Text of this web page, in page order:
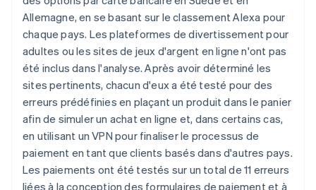
Allemagne, en se basant sur le classement Alexa pour
chaque pays. Les plateformes de divertissement pour
adultes ou les sites de jeux d'argent en ligne n'ont pas
été inclus dans l'analyse. Après avoir déterminé les
sites pertinents, chacun d'eux a été testé pour des
erreurs prédéfinies en plaçant un produit dans le panier
afin de simuler un achat en ligne et, dans certains cas,
en utilisant un VPN pour finaliser le processus de
paiement en tant que clients basés dans d'autres pays.
Les paiements ont été testés sur un total de 11 erreurs
liées à la conception des formulaires de paiement et à
Autriche
Deutsch English
Belgique
NederlandsFrançaisDeutsch English
Brésil
Português English
Bulgarie
English
Canada
EnglishFrançais
Chine continentale
简体中文
Chypre